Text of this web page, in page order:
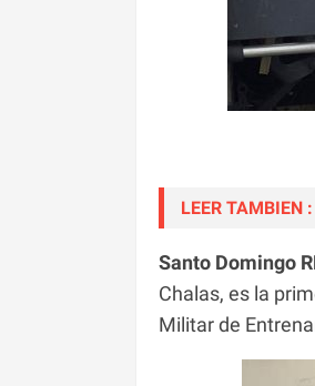
LEER TAMBIEN :
Santo Domingo
Chalas, es la
Militar de